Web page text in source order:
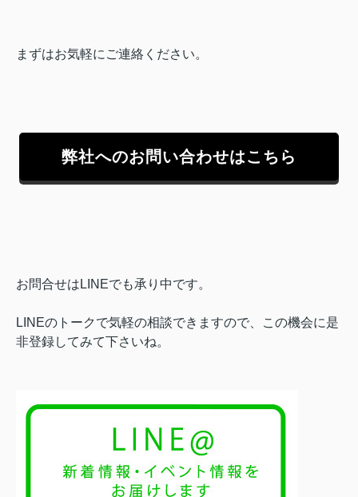
まずはお気軽にご連絡ください。
弊社へのお問い合わせはこちら
お問合せはLINEでも承り中です。
LINEのトークで気軽の相談できますので、この機会に是
非登録してみて下さいね。